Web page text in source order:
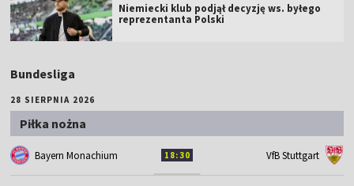
Niemiecki klub podjął decyzję ws. byłego
reprezentanta Polski
Bundesliga
28 SIERPNIA 2026
Piłka nożna
Bayern Monachium 18:30 VfB Stuttgart